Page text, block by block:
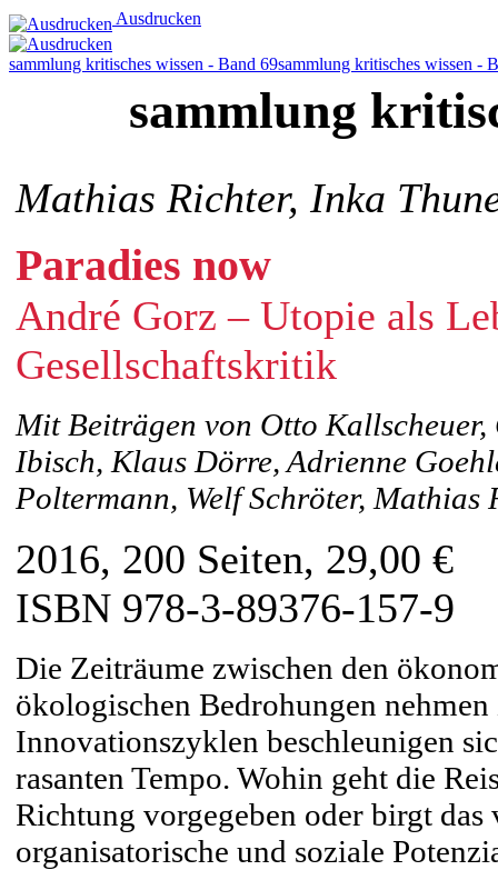
Ausdrucken
sammlung kritisches wissen - Band 69sammlung kritisches wissen -
sammlung
Mathias Richter, Inka
Paradies now
André Gorz – Utopie als
Gesellschaftskritik
Mit Beiträgen von Otto
Ibisch, Klaus Dörre, Adrienne
Poltermann, Welf Schröter, Mathias
2016, 200 Seiten, 29,00 €
ISBN 978-3-89376-157-9
Die Zeiträume zwischen den
ökologischen Bedrohungen
Innovationszyklen beschleunigen
rasanten Tempo. Wohin geht die
Richtung vorgegeben oder birgt das
organisatorische und soziale